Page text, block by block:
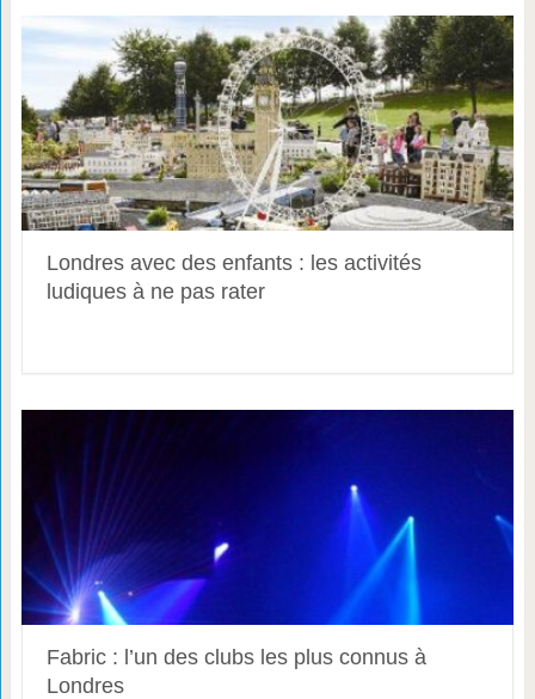
Londres avec des enfants : les activités
ludiques à ne pas rater
Fabric : l’un des clubs les plus connus à
Londres